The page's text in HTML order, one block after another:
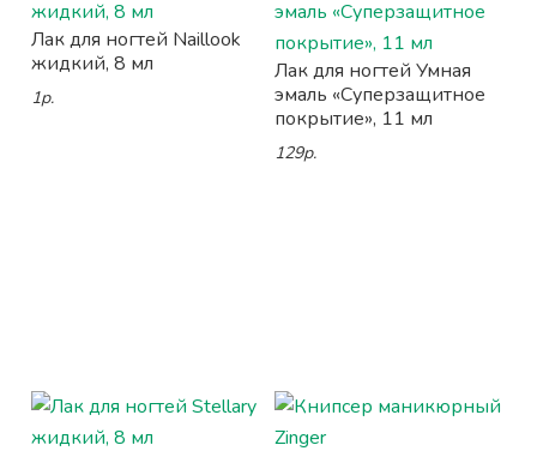
Лак для ногтей Naillook
жидкий, 8 мл
1р.
Лак для ногтей Умная
эмаль «Суперзащитное
покрытие», 11 мл
129р.